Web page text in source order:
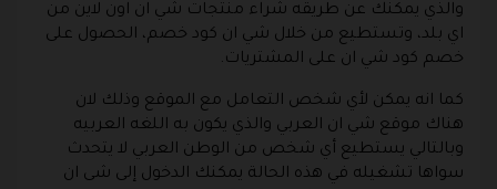
والذي يمكنك عن طريقه شراء منتجات شي ان اون لاين من
اي بلد، وتستطيع من خلال شي ان كود خصم، الحصول على
خصم كود شي ان على المشتريات.
كما انه يمكن لأي شخص التعامل مع الموقع وذلك لان
هناك موقع شي ان العربي والذي يكون به اللغه العربيه
وبالتالي يستطيع أي شخص من الوطن العربي لا يتحدث
سواها تشغيله في هذه الحالة يمكنك الدخول إلى شى ان